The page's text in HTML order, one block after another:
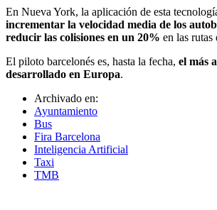
En Nueva York, la aplicación de esta
incrementar la velocidad media de los
reducir las colisiones en un 20% en las rutas
El piloto barcelonés es, hasta la fecha, el más
desarrollado en Europa.
Archivado en:
Ayuntamiento
Bus
Fira Barcelona
Inteligencia Artificial
Taxi
TMB